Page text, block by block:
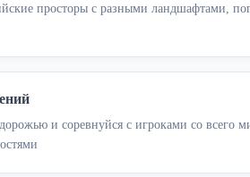
просторы с разными ландшафтами,
и соревнуйся с игроками со всего